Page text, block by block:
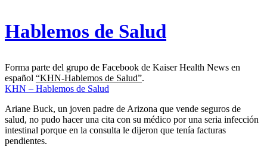
Hablemos de Salud
Forma parte del grupo de Facebook de Kaiser Health News en
español “KHN-Hablemos de Salud”.
KHN – Hablemos de Salud
Ariane Buck, un joven padre de Arizona que vende seguros de
salud, no pudo hacer una cita con su médico por una seria infección
intestinal porque en la consulta le dijeron que tenía facturas
pendientes.